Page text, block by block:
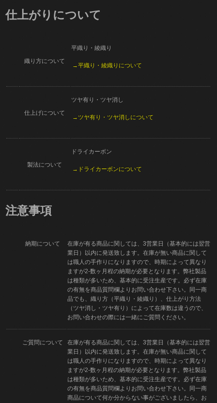
仕上がりについて
織り方について
平織り・綾織り
→平織り・綾織りについて
仕上げについて
ツヤ有り・ツヤ消し
→ツヤ有り・ツヤ消しについて
製法について
ドライカーボン
→ドライカーボンについて
注意事項
納期について
在庫が有る商品に関しては、3営業日（基本的には翌営
業日）以内に発送致します。在庫が無い商品に関して
は職人の手作りになりますので、時期によって異なり
ますが2-数ヶ月程の納期が必要となります。弊社製品
は種類が多いため、基本的に受注生産です。必ず在庫
の有無を商品質問欄よりお問い合わせ下さい。同一商
品でも、織り方（平織り・綾織り）、仕上がり方法
（ツヤ消し・ツヤ有り）によって在庫数は違うので、
お問い合わせの際には一緒にご質問ください。
ご質問について
在庫が有る商品に関しては、3営業日（基本的には翌営
業日）以内に発送致します。在庫が無い商品に関して
は職人の手作りになりますので、時期によって異なり
ますが2-数ヶ月程の納期が必要となります。弊社製品
は種類が多いため、基本的に受注生産です。必ず在庫
の有無を商品質問欄よりお問い合わせ下さい。同一商
商品について何か分からない事がございましたら、お